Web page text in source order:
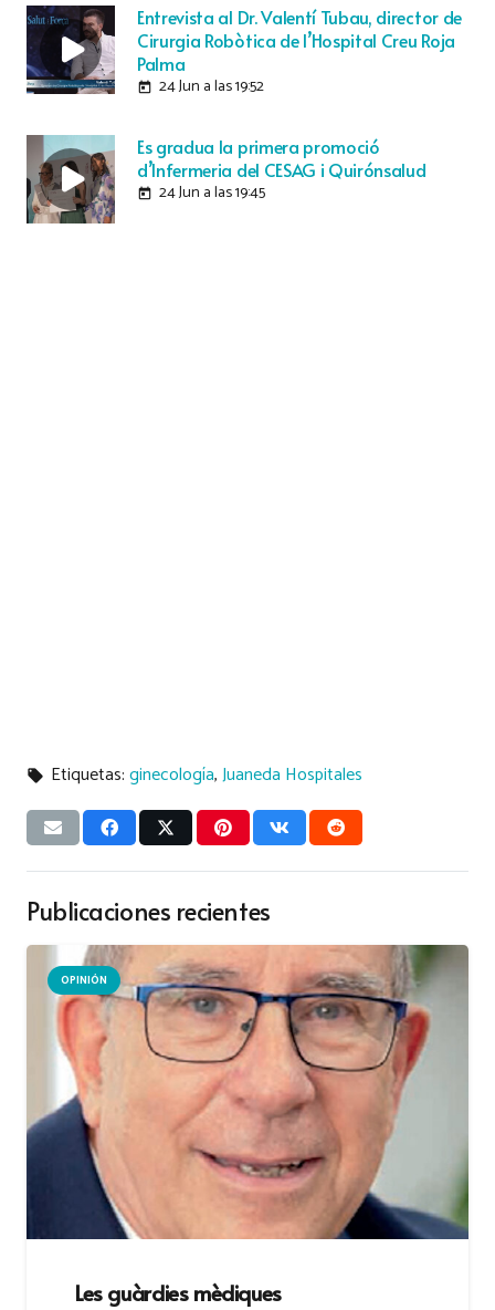
Entrevista al Dr. Valentí Tubau, director de
Cirurgia Robòtica de l’Hospital Creu Roja
Palma
today 24 Jun a las 19:52
Es gradua la primera promoció
d’Infermeria del CESAG i Quirónsalud
today 24 Jun a las 19:45
local_offer Etiquetas:ginecología,Juaneda Hospitales
Publicaciones recientes
OPINIÓN
Les guàrdies mèdiques